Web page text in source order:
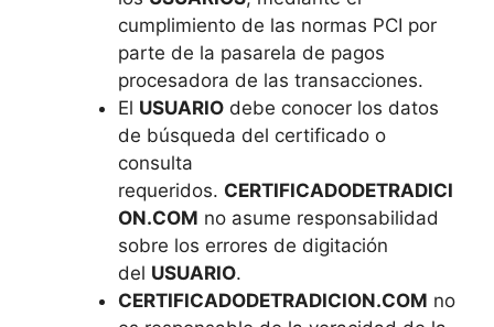
cumplimiento de las normas PCI por
parte de la pasarela de pagos
procesadora de las transacciones.
El USUARIOdebe conocer los datos
de búsqueda del certificado o
consulta
requeridos. CERTIFICADODETRADICI
ON.COM no asume responsabilidad
sobre los errores de digitación
del USUARIO.
CERTIFICADODETRADICION.COM no